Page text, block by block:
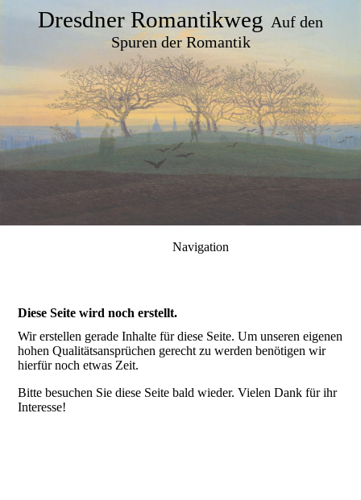
Dresdner Romantikweg Auf den
Spuren der Romantik
Navigation
Diese Seite wird noch erstellt.
Wir erstellen gerade Inhalte für diese Seite. Um unseren eigenen
hohen Qualitätsansprüchen gerecht zu werden benötigen wir
hierfür noch etwas Zeit.
Bitte besuchen Sie diese Seite bald wieder. Vielen Dank für ihr
Interesse!